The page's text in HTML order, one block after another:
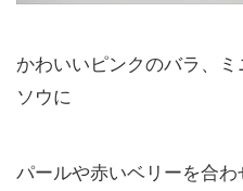
かわいいピンクのバラ、
ソウに
パールや赤いベリーを合わ